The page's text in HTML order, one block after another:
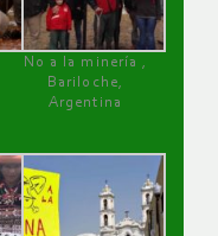
No a la minería ,
Bariloche,
Argentina